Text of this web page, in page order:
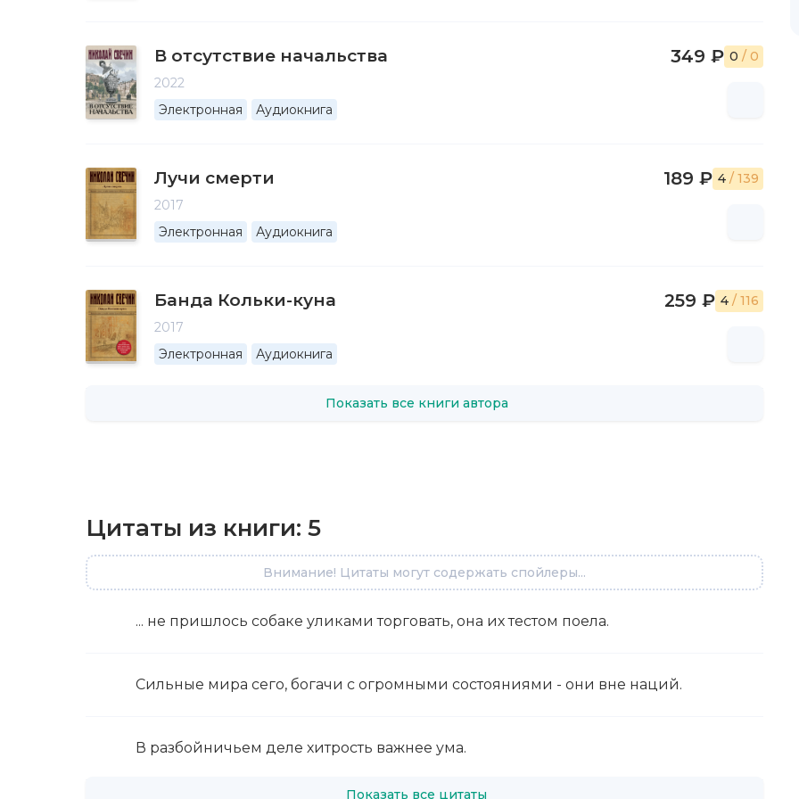
В отсутствие начальства
2022
Электронная
Аудиокнига
349 ₽ 0 / 0
Лучи смерти
2017
Электронная
Аудиокнига
189 ₽ 4 / 139
Банда Кольки-куна
2017
Электронная
Аудиокнига
259 ₽ 4 / 116
Показать все книги автора
Цитаты из книги: 5
Внимание! Цитаты могут содержать спойлеры...
... не пришлось собаке уликами торговать, она их тестом поела.
Сильные мира сего, богачи с огромными состояниями - они вне наций.
В разбойничьем деле хитрость важнее ума.
Показать все цитаты